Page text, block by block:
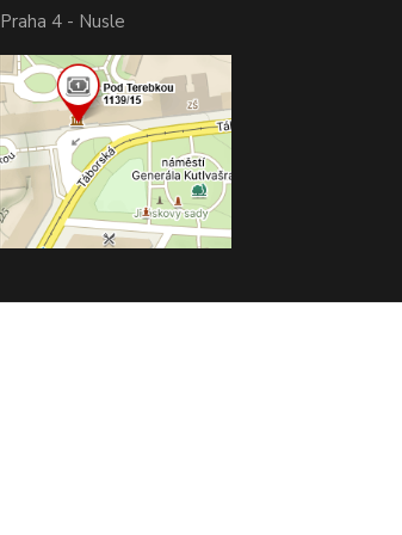
Praha 4 - Nusle